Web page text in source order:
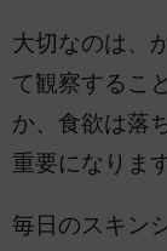
大切なのは、
て観察するこ
か、食欲は落
重要になります
毎日のスキン